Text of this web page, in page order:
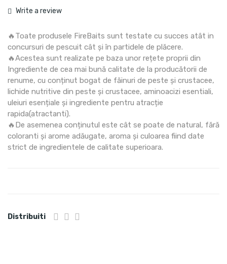
Write a review
🔥Toate produsele FireBaits sunt testate cu succes atât in
concursuri de pescuit cât și în partidele de plăcere.
🔥Acestea sunt realizate pe baza unor rețete proprii din
Ingrediente de cea mai bună calitate de la producătorii de
renume, cu conținut bogat de făinuri de peste și crustacee,
lichide nutritive din peste și crustacee, aminoacizi esentiali,
uleiuri esențiale și ingrediente pentru atracție
rapida(atractanti).
🔥De asemenea conținutul este cât se poate de natural, fără
coloranti și arome adăugate, aroma și culoarea fiind date
strict de ingredientele de calitate superioara.
Distribuiti